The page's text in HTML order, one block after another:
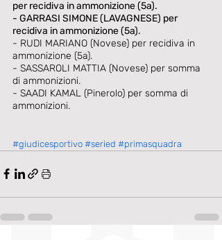
per recidiva in ammonizione (5a).
- GARRASI SIMONE (LAVAGNESE) per
recidiva in ammonizione (5a).
- RUDI MARIANO (Novese) per recidiva in
ammonizione (5a).
- SASSAROLI MATTIA (Novese) per somma
di ammonizioni.
- SAADI KAMAL (Pinerolo) per somma di
ammonizioni.
#giudicesportivo #seried #primasquadra